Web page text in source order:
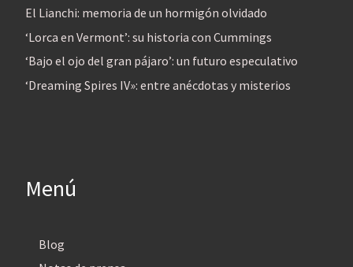
El Lianchi: memoria de un hormigón olvidado
‘Lorca en Vermont’: su historia con Cummings
‘Bajo el ojo del gran pájaro’: un futuro especulativo
‘Dreaming Spires IV»: entre anécdotas y misterios
Menú
Blog